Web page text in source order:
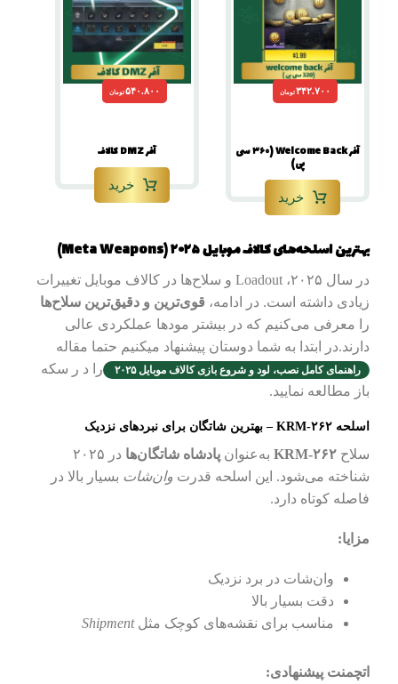
آفر Welcome Back (۳۶۰ سی
پی)
۳۴۲.۷۰۰تومان
خرید
آفر DMZ کالاف
۵۴۰.۸۰۰تومان
خرید
بهترین اسلحه‌های کالاف موبایل ۲۰۲۵ (Meta Weapons)
در سال ۲۰۲۵، Loadout و سلاح‌ها در کالاف موبایل تغییرات
زیادی داشته است. در ادامه، قوی‌ترین و دقیق‌ترین سلاح‌ها
را معرفی می‌کنیم که در بیشتر مودها عملکردی عالی
دارند.در ابتدا به شما دوستان پیشنهاد میکنیم حتما مقاله
راهنمای کامل نصب، لود و شروع بازی کالاف موبایل ۲۰۲۵
را د ر سکه
باز مطالعه نمایید.
اسلحه KRM-۲۶۲ – بهترین شاتگان برای نبردهای نزدیک
سلاحKRM-۲۶۲ به‌عنوانپادشاه شاتگان‌ها
در ۲۰۲۵
شناخته می‌شود. این اسلحه قدرت وان‌شات بسیار بالا در
فاصله کوتاه دارد.
مزایا:
وان‌شات در برد نزدیک
دقت بسیار بالا
مناسب برای نقشه‌های کوچک مثلShipment
اتچمنت پیشنهادی: